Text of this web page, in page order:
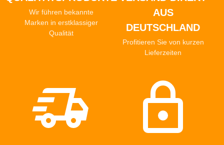
Wir führen bekannte
Marken in erstklassiger
Qualität
AUS
DEUTSCHLAND
Profitieren Sie von kurzen
Lieferzeiten